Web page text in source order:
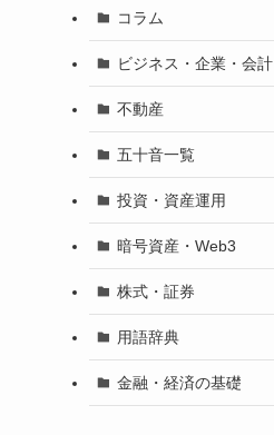
コラム
ビジネス・企業・会計
不動産
五十音一覧
投資・資産運用
暗号資産・Web3
株式・証券
用語辞典
金融・経済の基礎